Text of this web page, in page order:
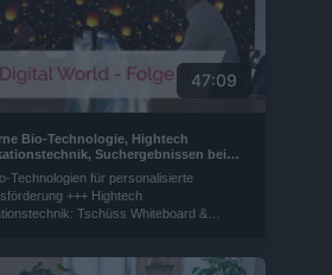
47:09
Bio-Technologie, Hightech
Suchergebnissen bei
| Digital World
Technologien für personalisierte
+++ Hightech
Tschüss Whiteboard &
spart Zeit und Material +++ Der